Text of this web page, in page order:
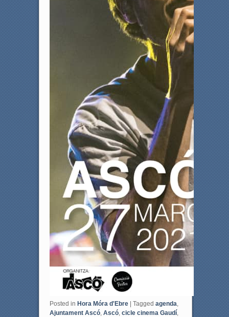
Posted in Hora Móra d'Ebre | Tagged agenda
Ajuntament Ascó, Ascó, cicle cinema Gaudí,